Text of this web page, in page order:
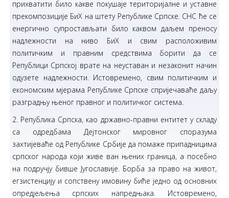
прихватити било какве покушаје територијалне и уставне
прекомпозиције БиХ на штету Републике Српске. СНС ће се
енергично супростављати било каквом даљем преносу
надлежности на ниво БиХ и свим расположивим
политичким и правним средствима борити да се
Републици Српској врате на неуставан и незаконит начин
одузете надлежности. Истовремено, свим политичким и
економским мjерама Републике Српске спријечаваће даљу
разградњу њеног правног и политичког система.
2. Република Српска, као државно-правни ентитет у складу
са одредбама Дејтонског мировног споразума
захтијеваће од Републике Србије да помаже припадницима
српског народа који живе ван њених граница, а посебно
на подручју бивше Југославије. Борба за право на живот,
егзистенцију и сопствену имовину биће једно од основних
опредјељења српских напредњака. Истовремено,